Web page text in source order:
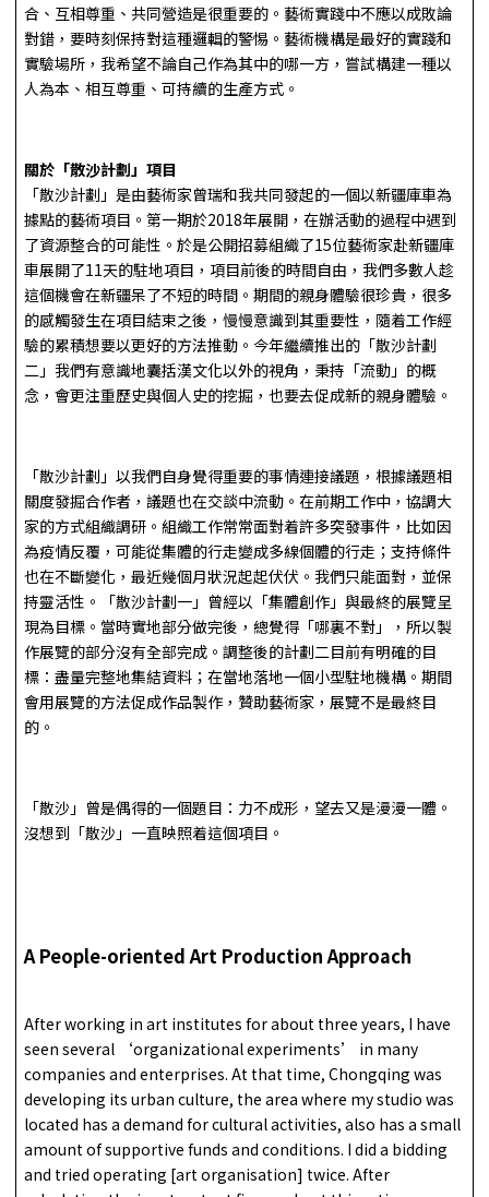
合、互相尊重、共同營造是很重要的。藝術實踐中不應以成敗論
對錯，要時刻保持對這種邏輯的警惕。藝術機構是最好的實踐和
實驗場所，我希望不論自己作為其中的哪一方，嘗試構建一種以
人為本、相互尊重、可持續的生產方式。
關於「散沙計劃」項目
「散沙計劃」是由藝術家曾瑞和我共同發起的一個以新疆庫車為
據點的藝術項目。第一期於2018年展開，在辦活動的過程中遇到
了資源整合的可能性。於是公開招募組織了15位藝術家赴新疆庫
車展開了11天的駐地項目，項目前後的時間自由，我們多數人趁
這個機會在新疆呆了不短的時間。期間的親身體驗很珍貴，很多
的感觸發生在項目結束之後，慢慢意識到其重要性，隨着工作經
驗的累積想要以更好的方法推動。今年繼續推出的「散沙計劃
二」我們有意識地囊括漢文化以外的視角，秉持「流動」的概
念，會更注重歷史與個人史的挖掘，也要去促成新的親身體驗。
「散沙計劃」以我們自身覺得重要的事情連接議題，根據議題相
關度發掘合作者，議題也在交談中流動。在前期工作中，協調大
家的方式組織調研。組織工作常常面對着許多突發事件，比如因
為疫情反覆，可能從集體的行走變成多線個體的行走；支持條件
也在不斷變化，最近幾個月狀況起起伏伏。我們只能面對，並保
持靈活­性。「散沙計劃一」曾經以「集體創作」與最終的展覽呈
現為目標。當時實地部分做完後，總覺得「哪裏不對」，所以製
作展覽的部分沒有全部完成。調整後的計劃二目前有明確的目
標：盡量完整地集結資料；在當地落地一個小型駐地機構。期間
會用展覽的方法促成作品製作，贊助藝術家，展覽不是最終目
的。
「散沙」曾是偶得的一個題目：力不成形，望去又是漫漫一體。
沒想到「散沙」一直映照着這個項目。
A People-oriented Art Production Approach
After working in art institutes for about three years, I have
seen several ‘organizational experiments’ in many
companies and enterprises. At that time, Chongqing was
developing its urban culture, the area where my studio was
located has a demand for cultural activities, also has a small
amount of supportive funds and conditions. I did a bidding
and tried operating [art organisation] twice. After